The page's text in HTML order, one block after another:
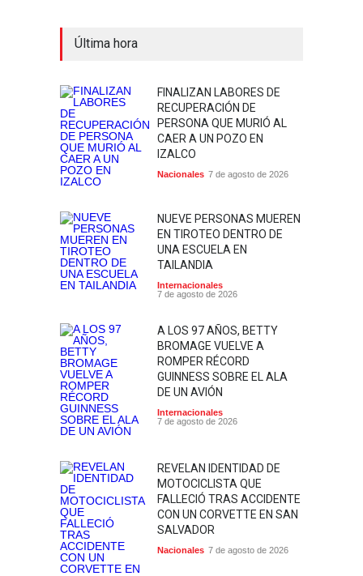
Última hora
FINALIZAN LABORES DE
RECUPERACIÓN DE
PERSONA QUE MURIÓ AL
CAER A UN POZO EN
IZALCO
Nacionales 7 de agosto de 2026
NUEVE PERSONAS MUEREN
EN TIROTEO DENTRO DE
UNA ESCUELA EN
TAILANDIA
Internacionales
7 de agosto de 2026
A LOS 97 AÑOS, BETTY
BROMAGE VUELVE A
ROMPER RÉCORD
GUINNESS SOBRE EL ALA
DE UN AVIÓN
Internacionales
7 de agosto de 2026
REVELAN IDENTIDAD DE
MOTOCICLISTA QUE
FALLECIÓ TRAS ACCIDENTE
CON UN CORVETTE EN SAN
SALVADOR
Nacionales 7 de agosto de 2026